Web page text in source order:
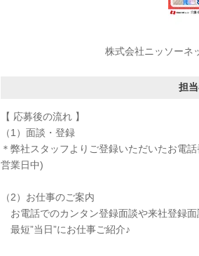
株式会社ニッソー
担
【 応募後の流れ 】
（1）面談・登録
＊弊社スタッフよりご登録いただいたお電
営業日中)
（2）お仕事のご案内
お電話でのカンタン登録面談や来社登録面
最短”当日”にお仕事ご紹介♪